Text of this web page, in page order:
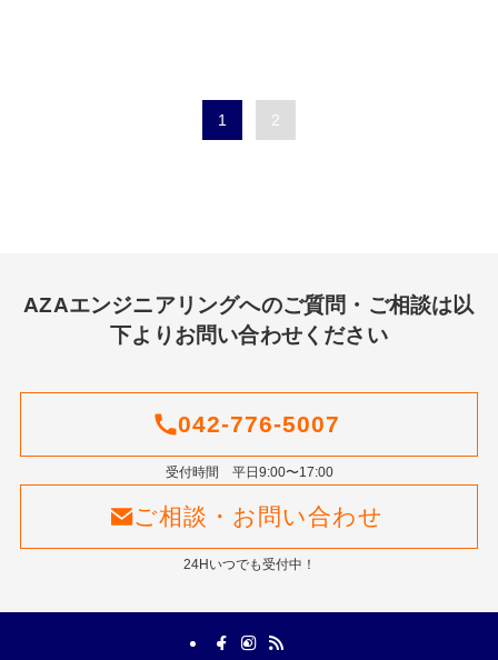
1 2
AZAエンジニアリングへのご質問・ご相談は以
下よりお問い合わせください
042-776-5007
受付時間 平日9:00〜17:00
ご相談・お問い合わせ
24Hいつでも受付中！